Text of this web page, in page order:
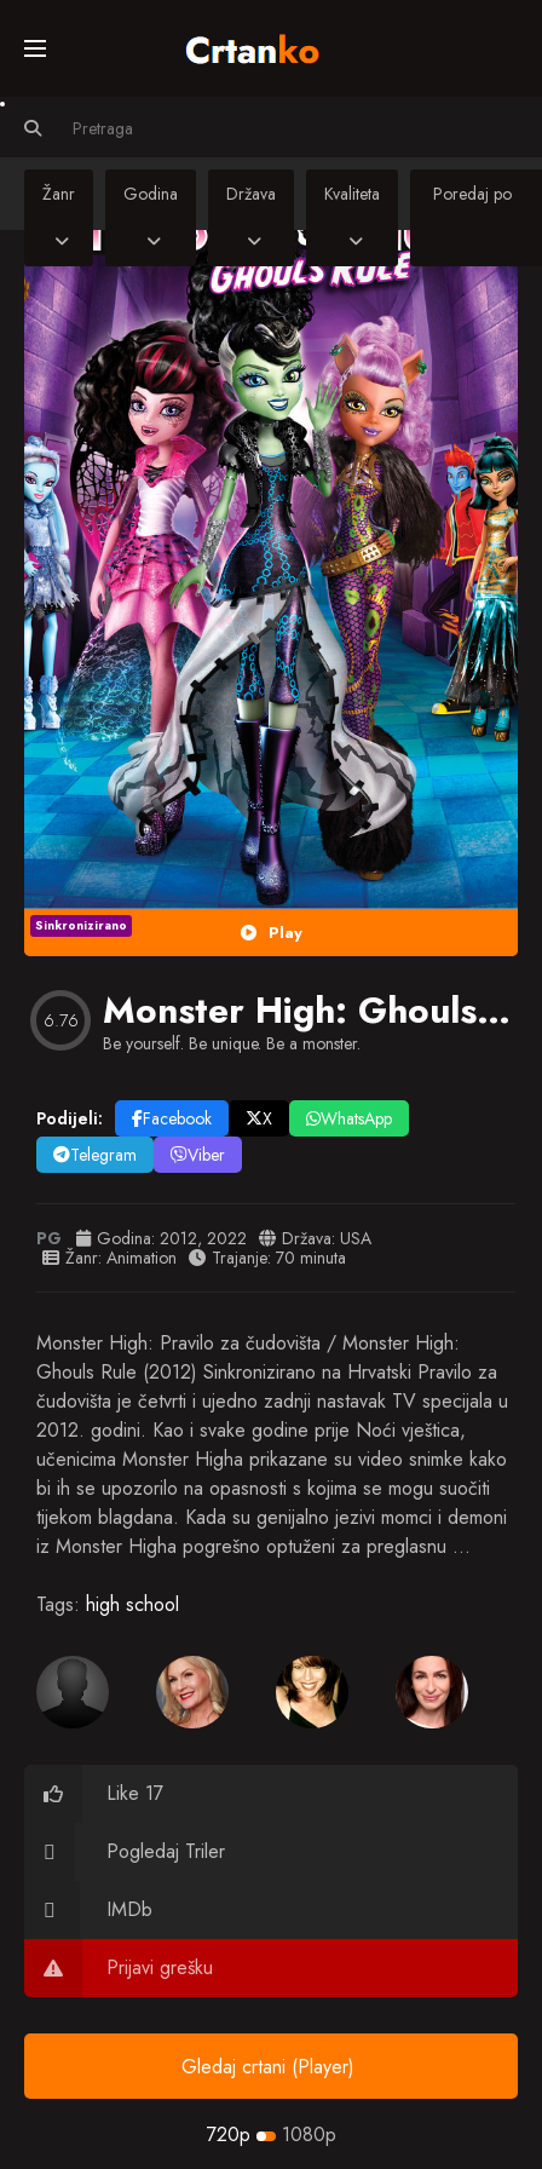
Svi crtiči
Serije
Sinkronizirani
crtiči
Kino
Popularno
Nasumično
Favorites
Žanr Godina Država Kvaliteta
Play
Sinkronizirano
6.76 Monster High: Ghouls Rule
Be yourself. Be unique. Be a monster.
Podijeli: Facebook X
WhatsApp
Telegram
Viber
PG Godina: 2012, 2022 Država: USA
Žanr: Animation Trajanje: 70 minuta
Monster High: Pravilo za čudovišta / Monster High:
Ghouls Rule (2012) Sinkronizirano na Hrvatski Pravilo za
čudovišta je četvrti i ujedno zadnji nastavak TV specijala u
2012. godini. Kao i svake godine prije Noći vještica,
učenicima Monster Higha prikazane su video snimke kako
bi ih se upozorilo na opasnosti s kojima se mogu suočiti
tijekom blagdana. Kada su genijalno jezivi momci i demoni
iz Monster Higha pogrešno optuženi za preglasnu …
Tags: high school
Like 17
Pogledaj Triler
IMDb
Prijavi grešku
Gledaj crtani (Player)
720p 1080p